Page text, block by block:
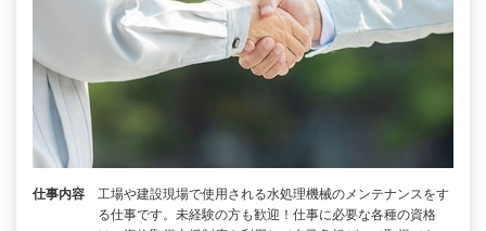
仕事内容
工場や建設現場で使用される水処理機械のメンテナンスをす
る仕事です。未経験の方も歓迎！仕事に必要な各種の資格